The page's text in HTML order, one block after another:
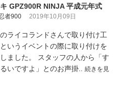
GPZ900R NINJA 平成元年式
者900 2019年10月09日
ライコランドさんで取り付け工
いうイベントの際に取り付けを
ました。 スタッフの人から「す
いですよ」とのお声掛.. 続きを見